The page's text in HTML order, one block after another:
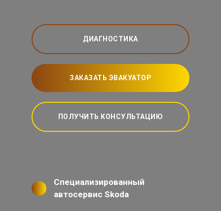
ДИАГНОСТИКА
ЗАКАЗАТЬ ЭВАКУАТОР
ПОЛУЧИТЬ КОНСУЛЬТАЦИЮ
Специализированный
автосервис Skoda